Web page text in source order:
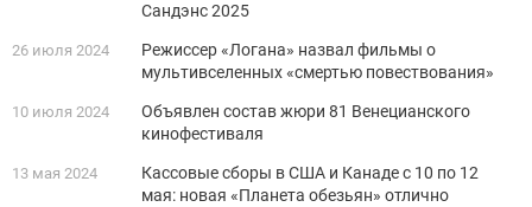
Сандэнс 2025
26 июля 2024
Режиссер «Логана» назвал фильмы о
мультивселенных «смертью повествования»
10 июля 2024
Объявлен состав жюри 81 Венецианского
кинофестиваля
13 мая 2024
Кассовые сборы в США и Канаде с 10 по 12
мая: новая «Планета обезьян» отлично